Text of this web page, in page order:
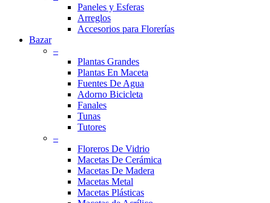
Paneles y Esferas
Arreglos
Accesorios para Florerías
Bazar
–
Plantas Grandes
Plantas En Maceta
Fuentes De Agua
Adorno Bicicleta
Fanales
Tunas
Tutores
–
Floreros De Vidrio
Macetas De Cerámica
Macetas De Madera
Macetas Metal
Macetas Plásticas